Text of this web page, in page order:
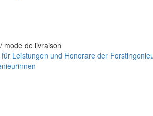
mode de livraison
Leistungen und Honorare der